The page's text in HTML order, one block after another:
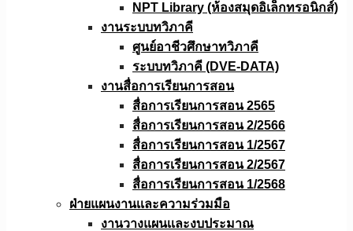
NPT Library (ห้องสมุดอิเล็กทรอนิกส์)
งานระบบทวิภาคี
ศูนย์อาชีวศึกษาทวิภาคี
ระบบทวิภาคี (DVE-DATA)
งานสื่อการเรียนการสอน
สื่อการเรียนการสอน 2565
สื่อการเรียนการสอน 2/2566
สื่อการเรียนการสอน 1/2567
สื่อการเรียนการสอน 2/2567
สื่อการเรียนการสอน 1/2568
ฝ่ายแผนงานเเละความร่วมมือ
งานวางแผนเเละงบประมาณ